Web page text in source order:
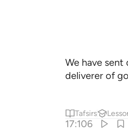
We have
deliverer of
Tafsirs
17:106